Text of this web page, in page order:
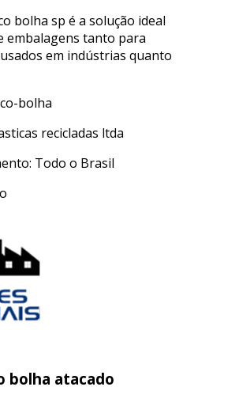
bolha sp é a solução ideal
embalagens tanto para
em indústrias quanto
recicladas ltda
Todo o Brasil
bolha atacado